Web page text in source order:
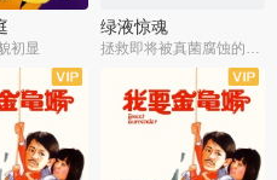
初显
绿液惊魂
拯救即将被真菌腐蚀的世界